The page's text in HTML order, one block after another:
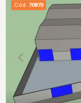
Cód. 70870